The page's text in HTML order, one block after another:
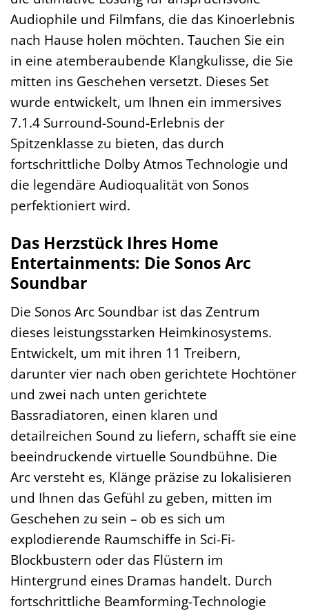
Audiophile und Filmfans, die das Kinoerlebnis
nach Hause holen möchten. Tauchen Sie ein
in eine atemberaubende Klangkulisse, die Sie
mitten ins Geschehen versetzt. Dieses Set
wurde entwickelt, um Ihnen ein immersives
7.1.4 Surround-Sound-Erlebnis der
Spitzenklasse zu bieten, das durch
fortschrittliche Dolby Atmos Technologie und
die legendäre Audioqualität von Sonos
perfektioniert wird.
Das Herzstück Ihres Home
Entertainments: Die Sonos Arc
Soundbar
Die Sonos Arc Soundbar ist das Zentrum
dieses leistungsstarken Heimkinosystems.
Entwickelt, um mit ihren 11 Treibern,
darunter vier nach oben gerichtete Hochtöner
und zwei nach unten gerichtete
Bassradiatoren, einen klaren und
detailreichen Sound zu liefern, schafft sie eine
beeindruckende virtuelle Soundbühne. Die
Arc versteht es, Klänge präzise zu lokalisieren
und Ihnen das Gefühl zu geben, mitten im
Geschehen zu sein – ob es sich um
explodierende Raumschiffe in Sci-Fi-
Blockbustern oder das Flüstern im
Hintergrund eines Dramas handelt. Durch
fortschrittliche Beamforming-Technologie